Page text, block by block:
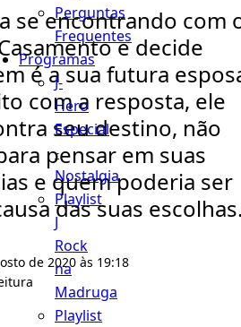
Perguntas
Frequentes
Programas
J-
Hero
Especial
-
Nostalgia
Playlist
J
Rock
na
Madruga
Playlist
se encontrando com
e decide
é a sua futura
com a resposta, ele
seu destino, não
pensar em suas
e quem poderia ser
das suas
de 2020 às 19:18